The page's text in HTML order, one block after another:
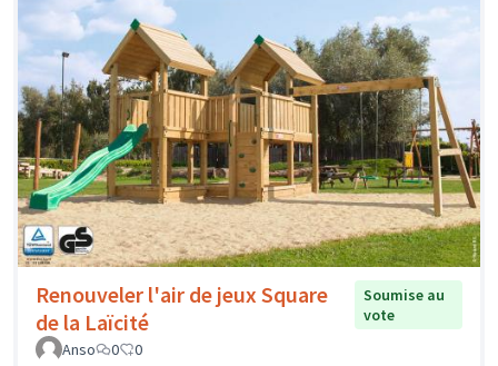
Renouveler l'air de jeux Square
de la Laïcité
Soumise au
vote
Anso
0 0